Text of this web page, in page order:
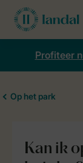
Profiteer